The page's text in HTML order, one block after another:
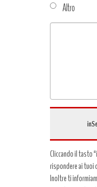
Altro
Tipo
Cliccando il tasto
rispondere ai tuoi
Inoltre ti